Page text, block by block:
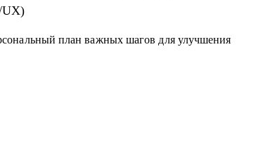
UX)
план важных шагов для улучшения